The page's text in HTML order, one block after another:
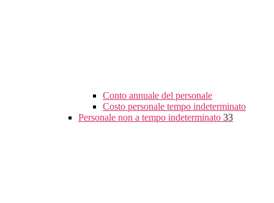
Conto annuale del personale
Costo personale tempo indeterminato
Personale non a tempo indeterminato 33